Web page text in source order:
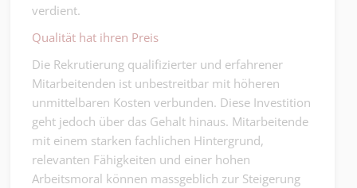
verdient.
Qualität hat ihren Preis
Die Rekrutierung qualifizierter und erfahrener
Mitarbeitenden ist unbestreitbar mit höheren
unmittelbaren Kosten verbunden. Diese Investition
geht jedoch über das Gehalt hinaus. Mitarbeitende
mit einem starken fachlichen Hintergrund,
relevanten Fähigkeiten und einer hohen
Arbeitsmoral können massgeblich zur Steigerung